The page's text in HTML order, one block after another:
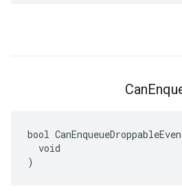
Can
bool
  void
)